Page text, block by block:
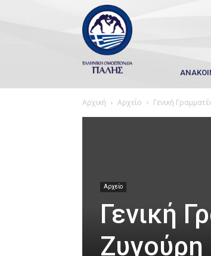
Wrestling
Hellas
Αρχική Αρχείο Γενική
Αρχείο
Γενική
Ζυγούρη